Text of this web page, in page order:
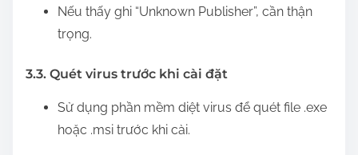
Nếu thấy ghi “Unknown Publisher”, cần thận
trọng.
3.3. Quét virus trước khi cài đặt
Sử dụng phần mềm diệt virus để quét file .exe
hoặc .msi trước khi cài.